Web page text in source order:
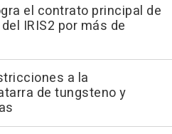
el contrato principal de
IRIS2 por más de
a la
de tungsteno y